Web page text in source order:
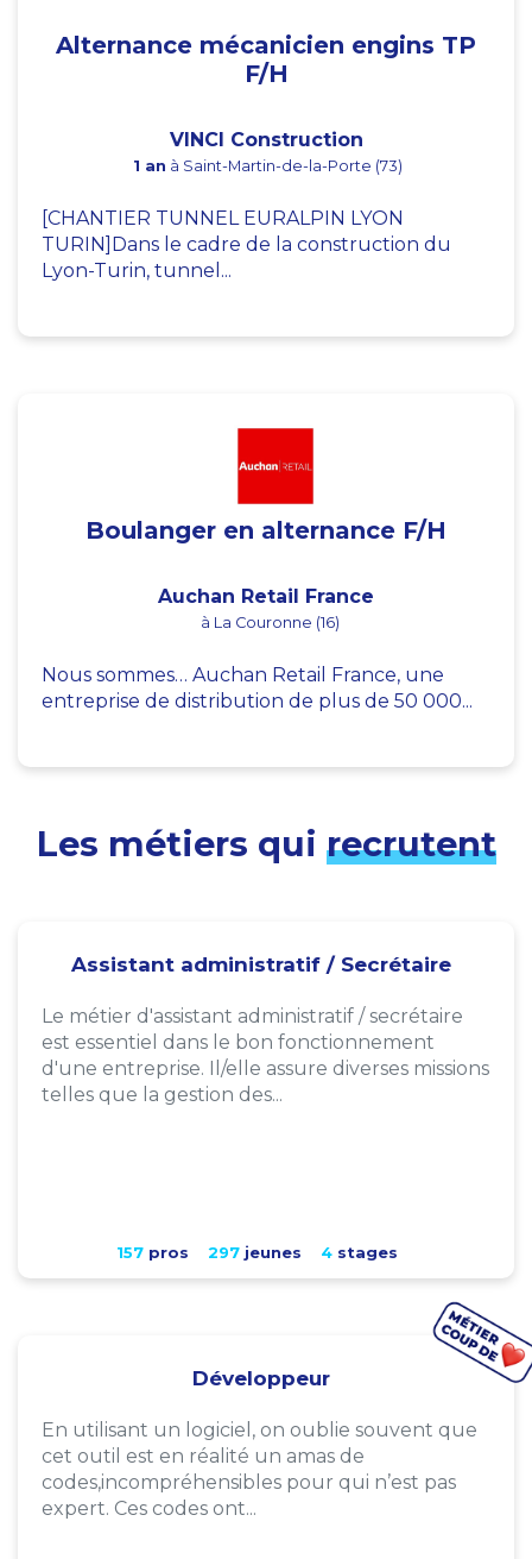
Alternance mécanicien engins TP
F/H
VINCI Construction
1 an à Saint-Martin-de-la-Porte (73)
[CHANTIER TUNNEL EURALPIN LYON
TURIN]Dans le cadre de la construction du
Lyon-Turin, tunnel...
Boulanger en alternance F/H
Auchan Retail France
à La Couronne (16)
Nous sommes… Auchan Retail France, une
entreprise de distribution de plus de 50 000...
Les métiers qui recrutent
Assistant administratif / Secrétaire
Le métier d'assistant administratif / secrétaire
est essentiel dans le bon fonctionnement
d'une entreprise. Il/elle assure diverses missions
telles que la gestion des...
157pros 297jeunes 4stages
Développeur
En utilisant un logiciel, on oublie souvent que
cet outil est en réalité un amas de
codes,incompréhensibles pour qui n’est pas
expert. Ces codes ont...